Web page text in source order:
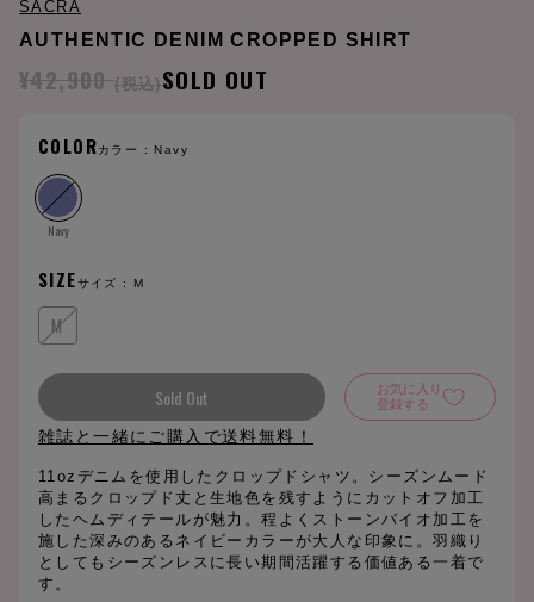
SACRA
AUTHENTIC DENIM CROPPED SHIRT
¥42,900 (税込)SOLD OUT
COLORカラー : Navy
Navy
SIZEサイズ : M
M
Sold Out
お気に入り
登録する
雑誌と一緒にご購入で送料無料！
11ozデニムを使用したクロップドシャツ。シーズンムード
高まるクロップド丈と生地色を残すようにカットオフ加工
したヘムディテールが魅力。程よくストーンバイオ加工を
施した深みのあるネイビーカラーが大人な印象に。羽織り
としてもシーズンレスに長い期間活躍する価値ある一着で
す。